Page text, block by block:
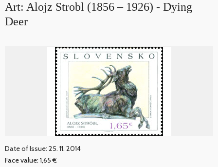
Art: Alojz Strobl (1856 – 1926) - Dying
Deer
Date of Issue: 25. 11. 2014
Face value: 1,65 €